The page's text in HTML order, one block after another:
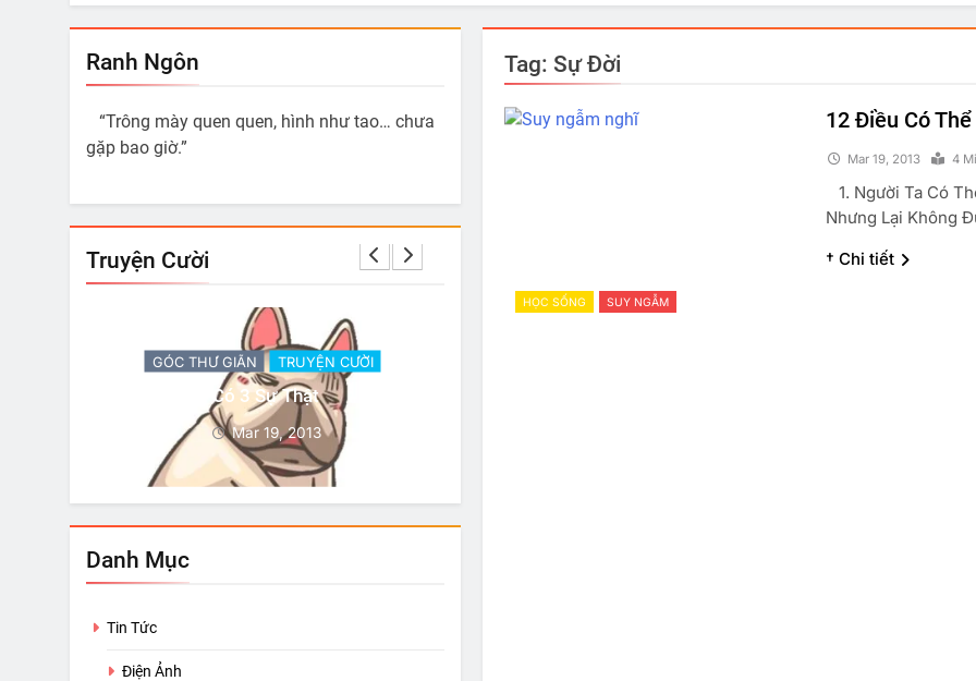
Ranh Ngôn
“Trông mày quen quen, hình như tao… chưa
gặp bao giờ.”
Truyện Cười
GÓC THƯ GIÃN TRUYỆN CƯỜI
Có 3 Sự Thật
Mar 19, 2013
Danh Mục
Tin Tức
Điện Ảnh
Tag: Sự Đời
HỌC SỐNG SUY NGẪM
12 Điều Có
Mar 19, 2013 4
1. Người Ta Có
Nhưng Lại Không
† Chi tiết